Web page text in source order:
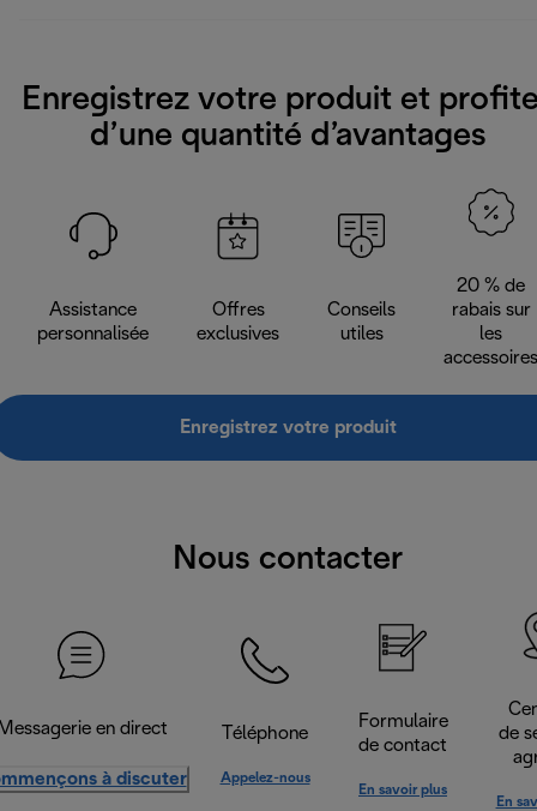
Enregistrez votre produit et
d’une quantité d’avantages
Assistance
personnalisée
Offres
exclusives
Conseils
utiles
20 % de
rabais sur
les
accessoires
Enregistrez votre produit
Nous contacter
en direct
à discuter
Téléphone
Appelez-nous
Formulaire
de contact
En savoir plus
de
En